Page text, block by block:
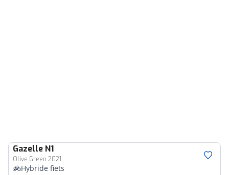
Gazelle N1
Olive Green 2021
Hybride fiets